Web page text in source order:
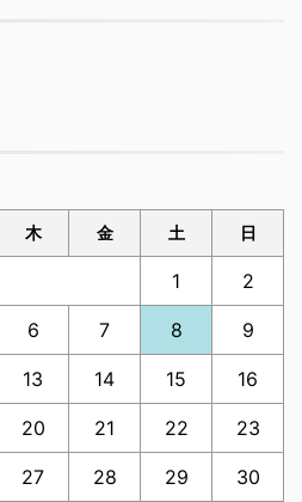
木 金 土 日
1 2
6 7 8 9
13 14 15 16
20 21 22 23
27 28 29 30